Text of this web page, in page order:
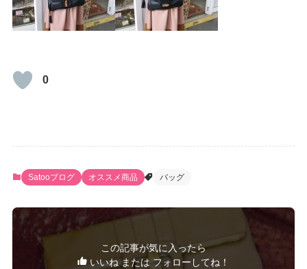
0
Satooブログ オススメ商品 バッグ
この記事が気に入ったら
いいね または フォローしてね！